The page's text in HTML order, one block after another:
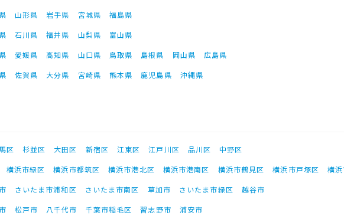
山形県 岩手県 宮城県
福島県
石川県 福井県 山梨県
富山県
愛媛県 高知県 山口県 鳥取県 島根県 岡山県
広島県
佐賀県 大分県 宮崎県 熊本県 鹿児島県 沖縄県
区 杉並区 大田区 新宿区 江東区 江戸川区 品川区
中野区
横浜市緑区 横浜市都筑区 横浜市港北区 横浜市港南区 横浜市鶴見区 横浜市戸塚区
横
さいたま市浦和区 さいたま市南区 草加市 さいたま市緑区
越谷市
松戸市 八千代市 千葉市稲毛区 習志野市 浦安市